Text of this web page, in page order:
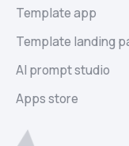
Template app
Template landing
AI prompt studio
Apps store